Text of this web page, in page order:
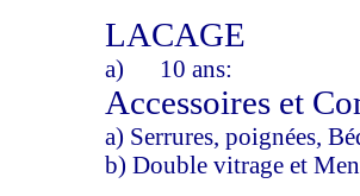
LACAGE
a) 10 ans:
Accessoires et
a) Serrures, poignées,
b) Double vitrage et